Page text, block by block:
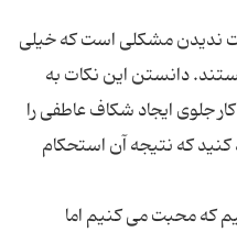
مشکلی است که خیلی
دانستن این نکات به
جلوی ایجاد شکاف عاطفی را
که نتیجه آن استحکام
که محبت می کنیم اما